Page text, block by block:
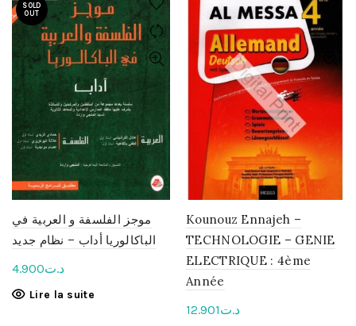
SOLD
OUT
موجز الفلسفة و العربية في
الباكالوريا أداب – نظام جديد
د.ت4.900
Lire la suite
Kounouz Ennajeh –
TECHNOLOGIE – GENIE
ELECTRIQUE : 4ème
Année
د.ت12.901